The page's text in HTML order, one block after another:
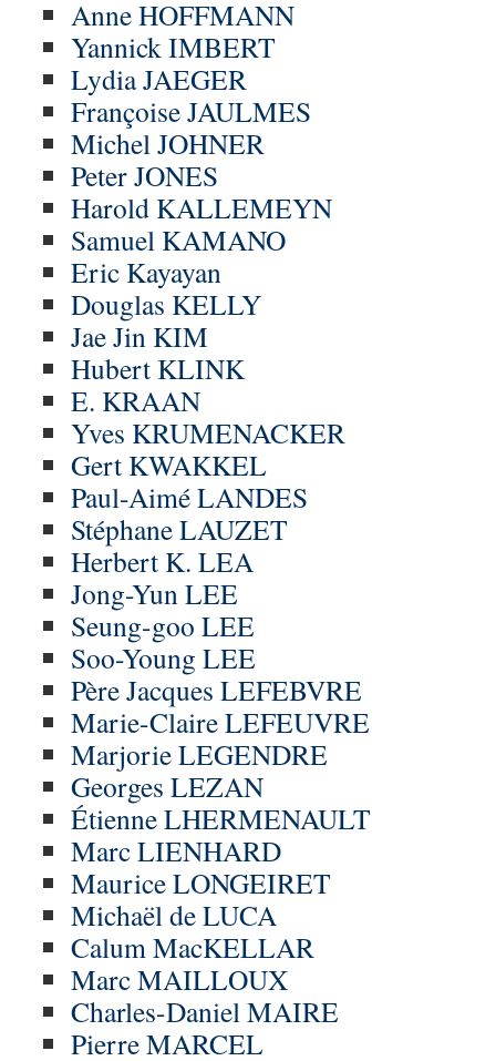
Anne HOFFMANN
Yannick IMBERT
Lydia JAEGER
Françoise JAULMES
Michel JOHNER
Peter JONES
Harold KALLEMEYN
Samuel KAMANO
Eric Kayayan
Douglas KELLY
Jae Jin KIM
Hubert KLINK
E. KRAAN
Yves KRUMENACKER
Gert KWAKKEL
Paul-Aimé LANDES
Stéphane LAUZET
Herbert K. LEA
Jong-Yun LEE
Seung-goo LEE
Soo-Young LEE
Père Jacques LEFEBVRE
Marie-Claire LEFEUVRE
Marjorie LEGENDRE
Georges LEZAN
Étienne LHERMENAULT
Marc LIENHARD
Maurice LONGEIRET
Michaël de LUCA
Calum MacKELLAR
Marc MAILLOUX
Charles-Daniel MAIRE
Pierre MARCEL